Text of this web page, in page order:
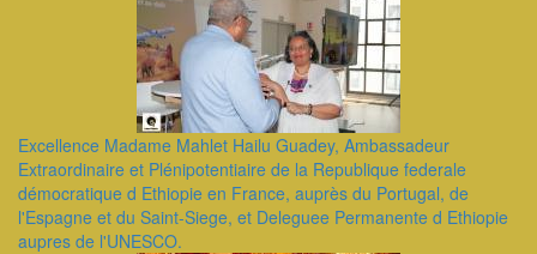
Excellence Madame Mahlet Hailu Guadey, Ambassadeur
Extraordinaire et Plénipotentiaire de la Republique federale
démocratique d Ethiopie en France, auprès du Portugal, de
l'Espagne et du Saint-Siege, et Deleguee Permanente d Ethiopie
aupres de l'UNESCO.